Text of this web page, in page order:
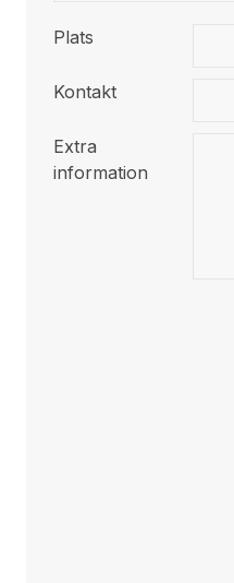
Plats
Kontakt
Extra
information